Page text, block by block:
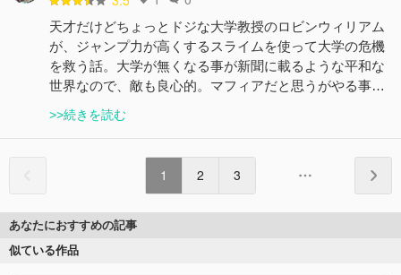
天才だけどちょっとドジな大学教授のロビンウィリアム
が、ジャンプ力が高くするスライムを使って大学の危機
を救う話。大学が無くなる事が新聞に載るような平和な
世界なので、敵も良心的。マフィアだと思うがやる事…
>>続きを読む
1 2 3
あなたにおすすめの記事
似ている作品